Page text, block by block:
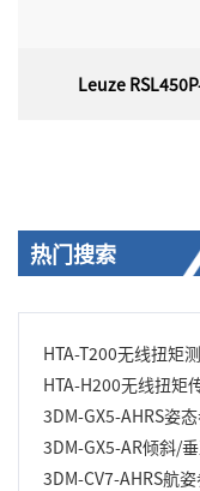
4M12 安全激光扫描
4M12 安全激光
置，其可以以多种方式
热门搜索
HTA-T200无线扭矩
HTA-H200无线扭矩
3DM-GX5-AHRS姿
3DM-GX5-AR倾斜/
3DM-CV7-AHRS航